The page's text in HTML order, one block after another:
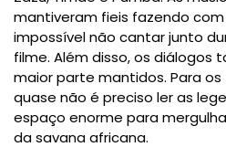
mantiveram fieis fazendo
impossível não cantar junto
filme. Além disso, os diálogos
maior parte mantidos. Para
quase não é preciso ler as
espaço enorme para
da savana africana.